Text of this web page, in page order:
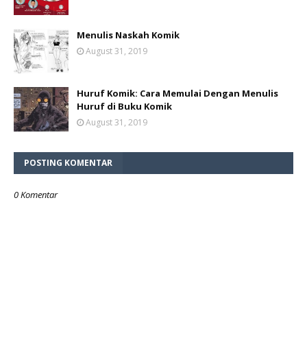
Menulis Naskah Komik
August 31, 2019
Huruf Komik: Cara Memulai Dengan Menulis
Huruf di Buku Komik
August 31, 2019
POSTING KOMENTAR
0 Komentar